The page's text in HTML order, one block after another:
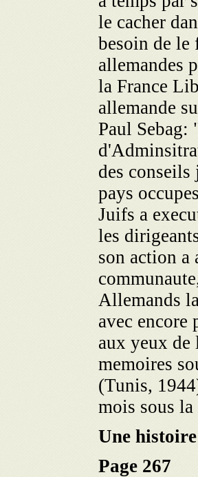
le cacher
besoin de le
allemandes
la France
allemande
Paul Sebag:
des
pays
Juifs a
les
son action a
Allemands
avec
aux yeux
memoires
(Tunis,
mois sous
Une
Page 267